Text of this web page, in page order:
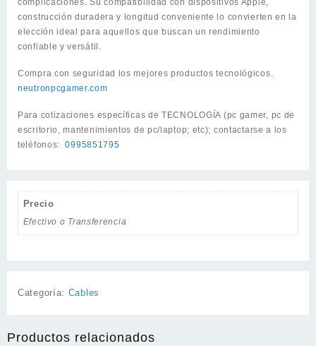
complicaciones. Su compatibilidad con dispositivos Apple,
construcción duradera y longitud conveniente lo convierten en la
elección ideal para aquellos que buscan un rendimiento
confiable y versátil.
Compra con seguridad los mejores productos tecnológicos.
neutronpcgamer.com
Para cotizaciones específicas de TECNOLOGÍA (pc gamer, pc de
escritorio, mantenimientos de pc/laptop; etc); contactarse a los
teléfonos:0995851795
Precio
Efectivo o Transferencia
Categoría: Cables
Productos relacionados